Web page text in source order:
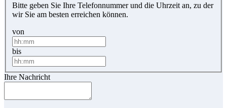
Bitte geben Sie Ihre Telefonnummer und die Uhrzeit an, zu der
wir Sie am besten erreichen können.
von
bis
Ihre Nachricht